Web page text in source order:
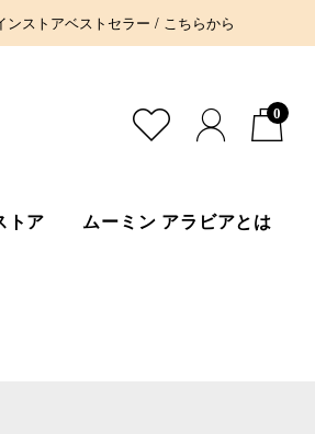
ンストアベストセラー / こちらから
0
トア ムーミン アラビアとは